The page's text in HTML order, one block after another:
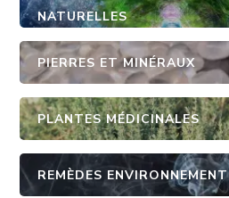
NATURELLES
PIERRES ET MINÉRAUX
PLANTES MÉDICINALES
REMÈDES ENVIRONNEMENT